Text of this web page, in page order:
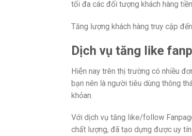
tối đa các đối tượng khách hàng
Tăng lượng khách hàng truy cập
Dịch vụ tăng like
Hiện nay trên thị trường có nhiều
bạn nên là người tiêu dùng thông
khỏan.
Với dịch vụ tăng like/follow
chất lượng, đã tạo dựng được uy